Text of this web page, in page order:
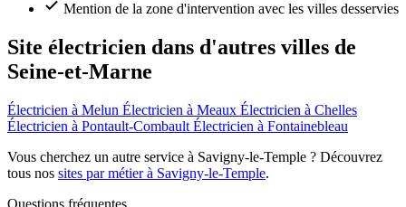
Mention de la zone d'intervention avec les villes desservies
Site électricien dans d'autres villes de
Seine-et-Marne
Électricien à Melun Électricien à Meaux Électricien à Chelles
Électricien à Pontault-Combault Électricien à Fontainebleau
Vous cherchez un autre service à Savigny-le-Temple ? Découvrez
tous nos sites par métier à Savigny-le-Temple.